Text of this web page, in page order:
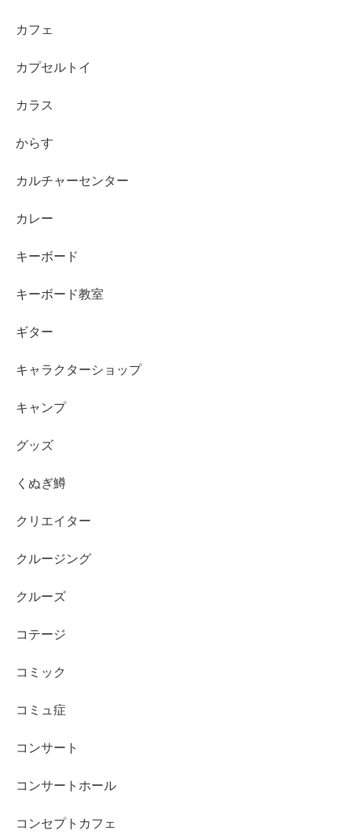
カフェ
カプセルトイ
カラス
からす
カルチャーセンター
カレー
キーボード
キーボード教室
ギター
キャラクターショップ
キャンプ
グッズ
くぬぎ鱒
クリエイター
クルージング
クルーズ
コテージ
コミック
コミュ症
コンサート
コンサートホール
コンセプトカフェ